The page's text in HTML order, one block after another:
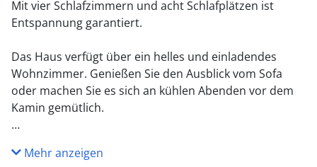
Mit vier Schlafzimmern und acht Schlafplätzen ist
Entspannung garantiert.
Das Haus verfügt über ein helles und einladendes
Wohnzimmer. Genießen Sie den Ausblick vom Sofa
oder machen Sie es sich an kühlen Abenden vor dem
Kamin gemütlich.
Zubereitung von Mahlzeiten für alle. Der Essbereich
Mehr anzeigen